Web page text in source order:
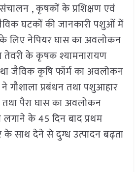
, कृषकों के प्रशिक्षण एवं
घटकों की जानकारी पशुओं में
लिए नेपियर घास का अवलोकन
तेवरी के कृषक श्यामनारायण
जैविक कृषि फॉर्म का अवलोकन
ने गौशाला प्रबंधन तथा पशुआहार
पैरा घास का अवलोकन
के 45 दिन बाद प्रथम
साथ देने से दुग्ध उत्पादन बढ़ता